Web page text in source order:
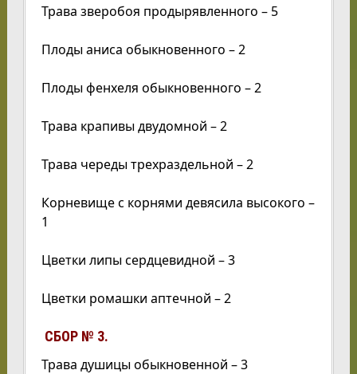
Трава зверобоя продырявленного – 5
Плоды аниса обыкновенного – 2
Плоды фенхеля обыкновенного – 2
Трава крапивы двудомной – 2
Трава череды трехраздельной – 2
Корневище с корнями девясила высокого –
1
Цветки липы сердцевидной – 3
Цветки ромашки аптечной – 2
СБОР № 3.
Трава душицы обыкновенной – 3